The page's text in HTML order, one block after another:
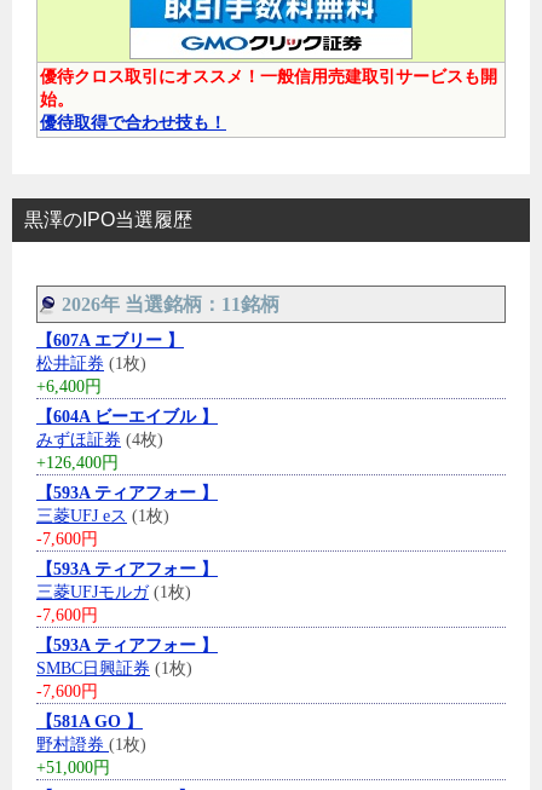
優待クロス取引にオススメ！一般信用売建取引サービスも開
始。
優待取得で合わせ技も！
黒澤のIPO当選履歴
2026年 当選銘柄：11銘柄
【607A エブリー 】
松井証券 (1枚)
+6,400円
【604A ビーエイブル 】
みずほ証券 (4枚)
+126,400円
【593A ティアフォー 】
三菱UFJ eス (1枚)
-7,600円
【593A ティアフォー 】
三菱UFJモルガ(1枚)
-7,600円
【593A ティアフォー 】
SMBC日興証券 (1枚)
-7,600円
【581A GO 】
野村證券 (1枚)
+51,000円